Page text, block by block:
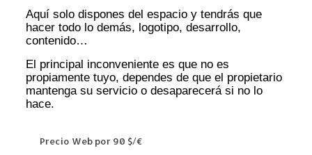
Aquí solo dispones del espacio y tendrás que
hacer todo lo demás, logotipo, desarrollo,
contenido…
El principal inconveniente es que no es
propiamente tuyo, dependes de que el propietario
mantenga su servicio o desaparecerá si no lo
hace.
Precio Web por 90 $/€